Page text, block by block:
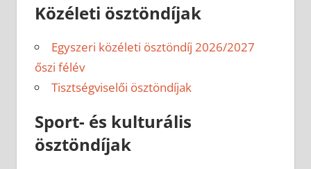
Közéleti ösztöndíjak
Egyszeri közéleti ösztöndíj 2026/2027
őszi félév
Tisztségviselői ösztöndíjak
Sport- és kulturális
ösztöndíjak